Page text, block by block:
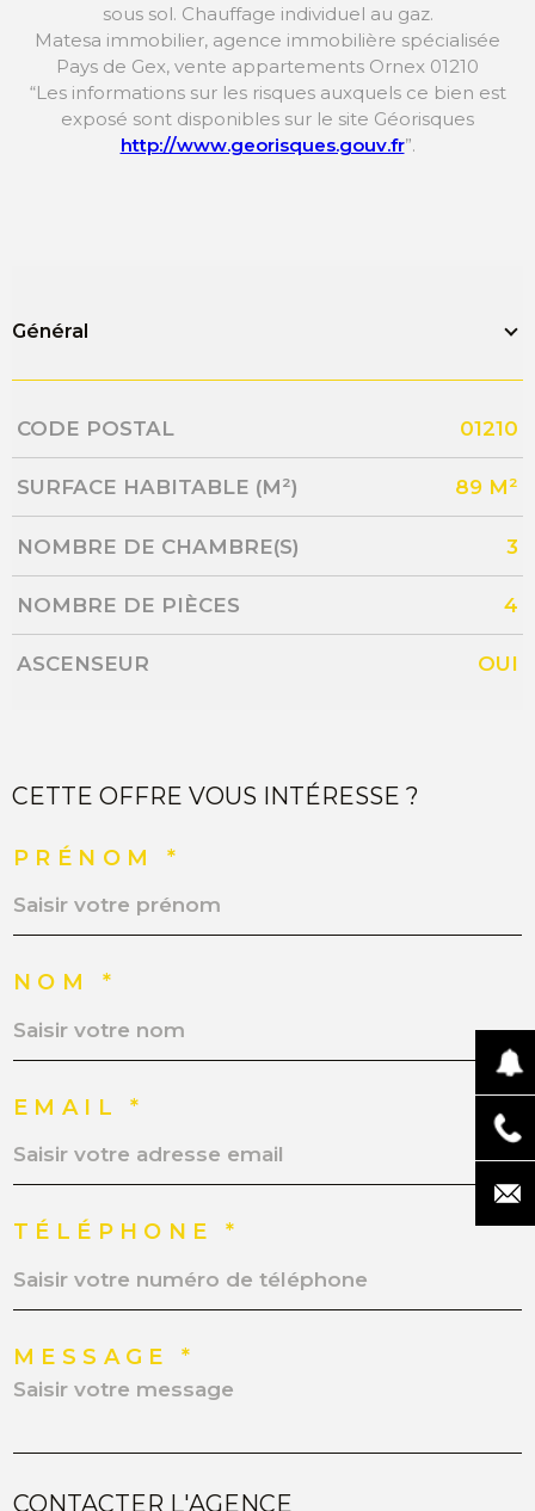
sous sol. Chauffage individuel au gaz.
Matesa immobilier, agence immobilière spécialisée
Pays de Gex, vente appartements Ornex 01210
“Les informations sur les risques auxquels ce bien est
exposé sont disponibles sur le site Géorisques
http://www.georisques.gouv.fr”.
Général
Caractérisque Valeurs
CODE POSTAL 01210
SURFACE HABITABLE (M²) 89 M²
NOMBRE DE CHAMBRE(S) 3
NOMBRE DE PIÈCES 4
ASCENSEUR OUI
CETTE OFFRE VOUS INTÉRESSE ?
PRÉNOM *
NOM *
EMAIL *
TÉLÉPHONE *
MESSAGE *
CONTACTER L'AGENCE